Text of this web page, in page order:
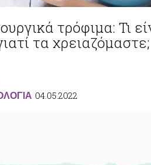
τρόφιμα: Τι
τα χρειαζόμαστε;
04.05.2022